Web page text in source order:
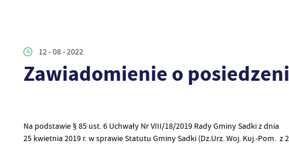
12 - 08 - 2022
Zawiadomienie o
Na podstawie § 85 ust. 6 Uchwały Nr VIII/18/2019 Rady Gminy Sadki z dnia
25 kwietnia 2019 r. w sprawie Statutu Gminy Sadki (Dz.Urz. Woj. Kuj.-Pom.